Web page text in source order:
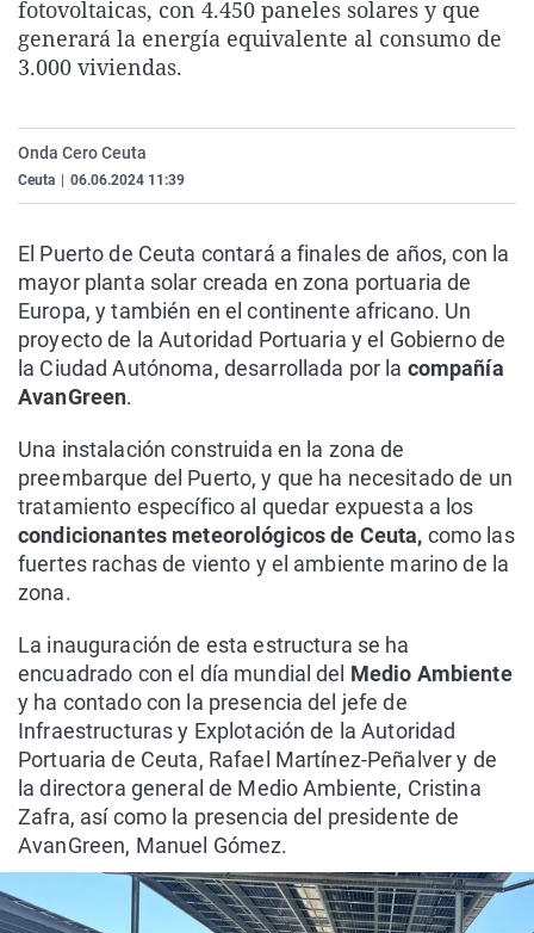
La rosa de los vientos
Caso
Extremadura
Virales
fotovoltaicas, con 4.450 paneles solares y que
generará la energía equivalente al consumo de
3.000 viviendas.
Onda Cero Ceuta
Ceuta 06.06.2024 11:39
El Puerto de Ceuta contará a finales de años, con la
mayor planta solar creada en zona portuaria de
Europa, y también en el continente africano. Un
proyecto de la Autoridad Portuaria y el Gobierno de
la Ciudad Autónoma, desarrollada por la compañía
AvanGreen.
Una instalación construida en la zona de
preembarque del Puerto, y que ha necesitado de un
tratamiento específico al quedar expuesta a los
condicionantes meteorológicos de Ceuta, como las
fuertes rachas de viento y el ambiente marino de la
zona.
La inauguración de esta estructura se ha
encuadrado con el día mundial del Medio Ambiente
y ha contado con la presencia del jefe de
Infraestructuras y Explotación de la Autoridad
Portuaria de Ceuta, Rafael Martínez-Peñalver y de
la directora general de Medio Ambiente, Cristina
Zafra, así como la presencia del presidente de
AvanGreen, Manuel Gómez.